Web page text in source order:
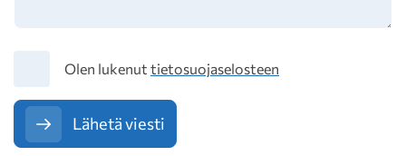
TietosuojaOlen lukenut tietosuojaselosteen
Lähetä viesti